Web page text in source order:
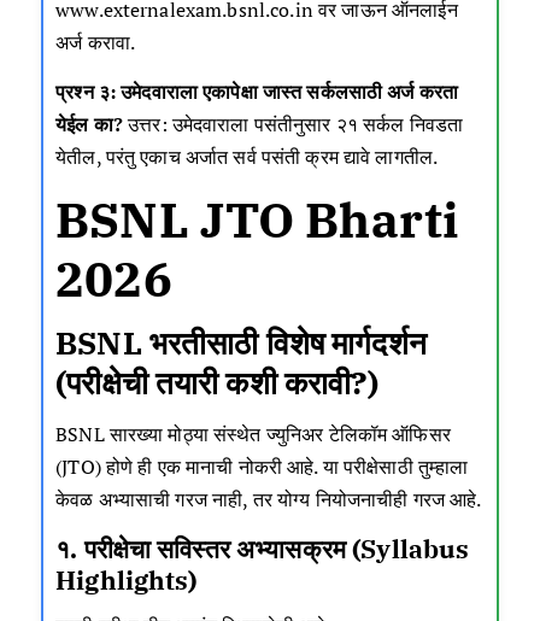
www.externalexam.bsnl.co.in वर जाऊन ऑनलाईन
अर्ज करावा.
प्रश्न ३: उमेदवाराला एकापेक्षा जास्त सर्कलसाठी अर्ज करता
येईल का?उत्तर: उमेदवाराला पसंतीनुसार २१ सर्कल निवडता
येतील, परंतु एकाच अर्जात सर्व पसंती क्रम द्यावे लागतील.
BSNL JTO Bharti
2026
BSNL भरतीसाठी विशेष मार्गदर्शन
(परीक्षेची तयारी कशी करावी?)
BSNL सारख्या मोठ्या संस्थेत ज्युनिअर टेलिकॉम ऑफिसर
(JTO) होणे ही एक मानाची नोकरी आहे. या परीक्षेसाठी तुम्हाला
केवळ अभ्यासाची गरज नाही, तर योग्य नियोजनाचीही गरज आहे.
१. परीक्षेचा सविस्तर अभ्यासक्रम (Syllabus
Highlights)